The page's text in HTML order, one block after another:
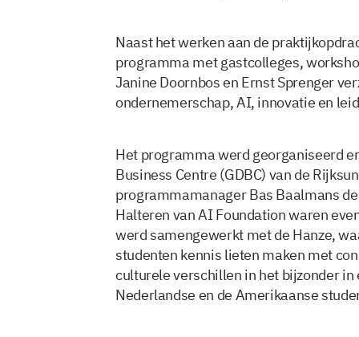
Naast het werken aan de
programma met gastcolleges,
Janine Doornbos en Ernst Sprenger
ondernemerschap, AI, innovatie en
Het programma werd georganiseerd
Business Centre (GDBC) van de
programmamanager Bas Baalmans
Halteren van AI Foundation waren
werd samengewerkt met de Hanze,
studenten kennis lieten maken met
culturele verschillen in het bijzonder
Nederlandse en de Amerikaanse